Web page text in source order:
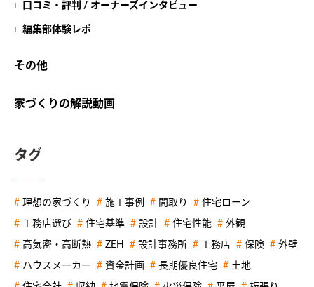
口コミ・評判 / オーナーズインタビュー
編集部体験レポ
その他
家づくりの解説動画
タグ
理想の家づくり 施工事例 間取り 住宅ローン
工務店選び 住宅基準 設計 住宅性能 外観
高気密・高断熱 ZEH 設計事務所 工務店 保険 外壁
ハウスメーカー 資金計画 長期優良住宅 土地